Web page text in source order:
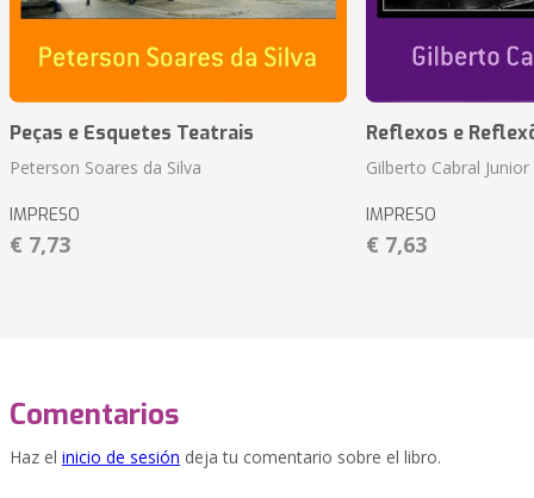
Peças e Esquetes Teatrais
Peterson Soares da Silva
IMPRESO
€ 7,73
Reflexos e
Gilberto Cabral Junior
IMPRESO
€ 7,63
Comentarios
Haz el inicio de sesión deja tu comentario sobre el libro.